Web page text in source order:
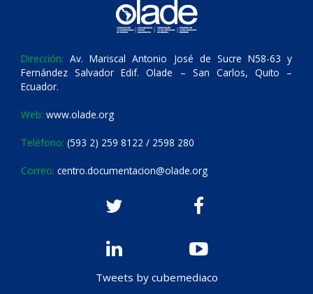
Dirección: Av. Mariscal Antonio José de Sucre N58-63 y
Fernández Salvador Edif. Olade – San Carlos, Quito –
Ecuador.
Web: www.olade.org
Teléfono: (593 2) 259 8122 / 2598 280
Correo: centro.documentacion@olade.org
Tweets by cubemediaco